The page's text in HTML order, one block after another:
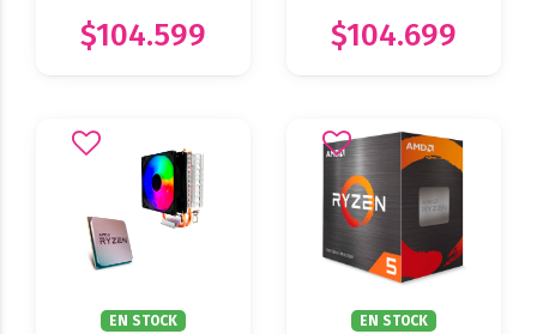
$104.599 $104.699
EN STOCK
EN STOCK